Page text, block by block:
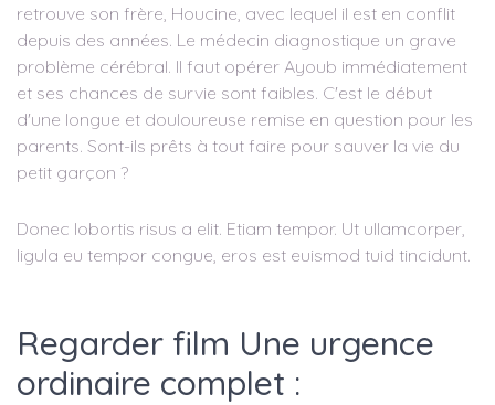
retrouve son frère, Houcine, avec lequel il est en conflit
depuis des années. Le médecin diagnostique un grave
problème cérébral. Il faut opérer Ayoub immédiatement
et ses chances de survie sont faibles. C'est le début
d'une longue et douloureuse remise en question pour les
parents. Sont-ils prêts à tout faire pour sauver la vie du
petit garçon ?
Donec lobortis risus a elit. Etiam tempor. Ut ullamcorper,
ligula eu tempor congue, eros est euismod tuid tincidunt.
Regarder film Une urgence
ordinaire complet :